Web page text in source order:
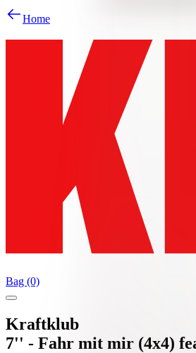
Home
Bag (0)
Kraftklub
7'' - Fahr mit mir (4x4)